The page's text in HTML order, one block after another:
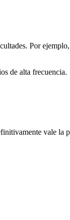
Por
de alta frecuencia.
vale la